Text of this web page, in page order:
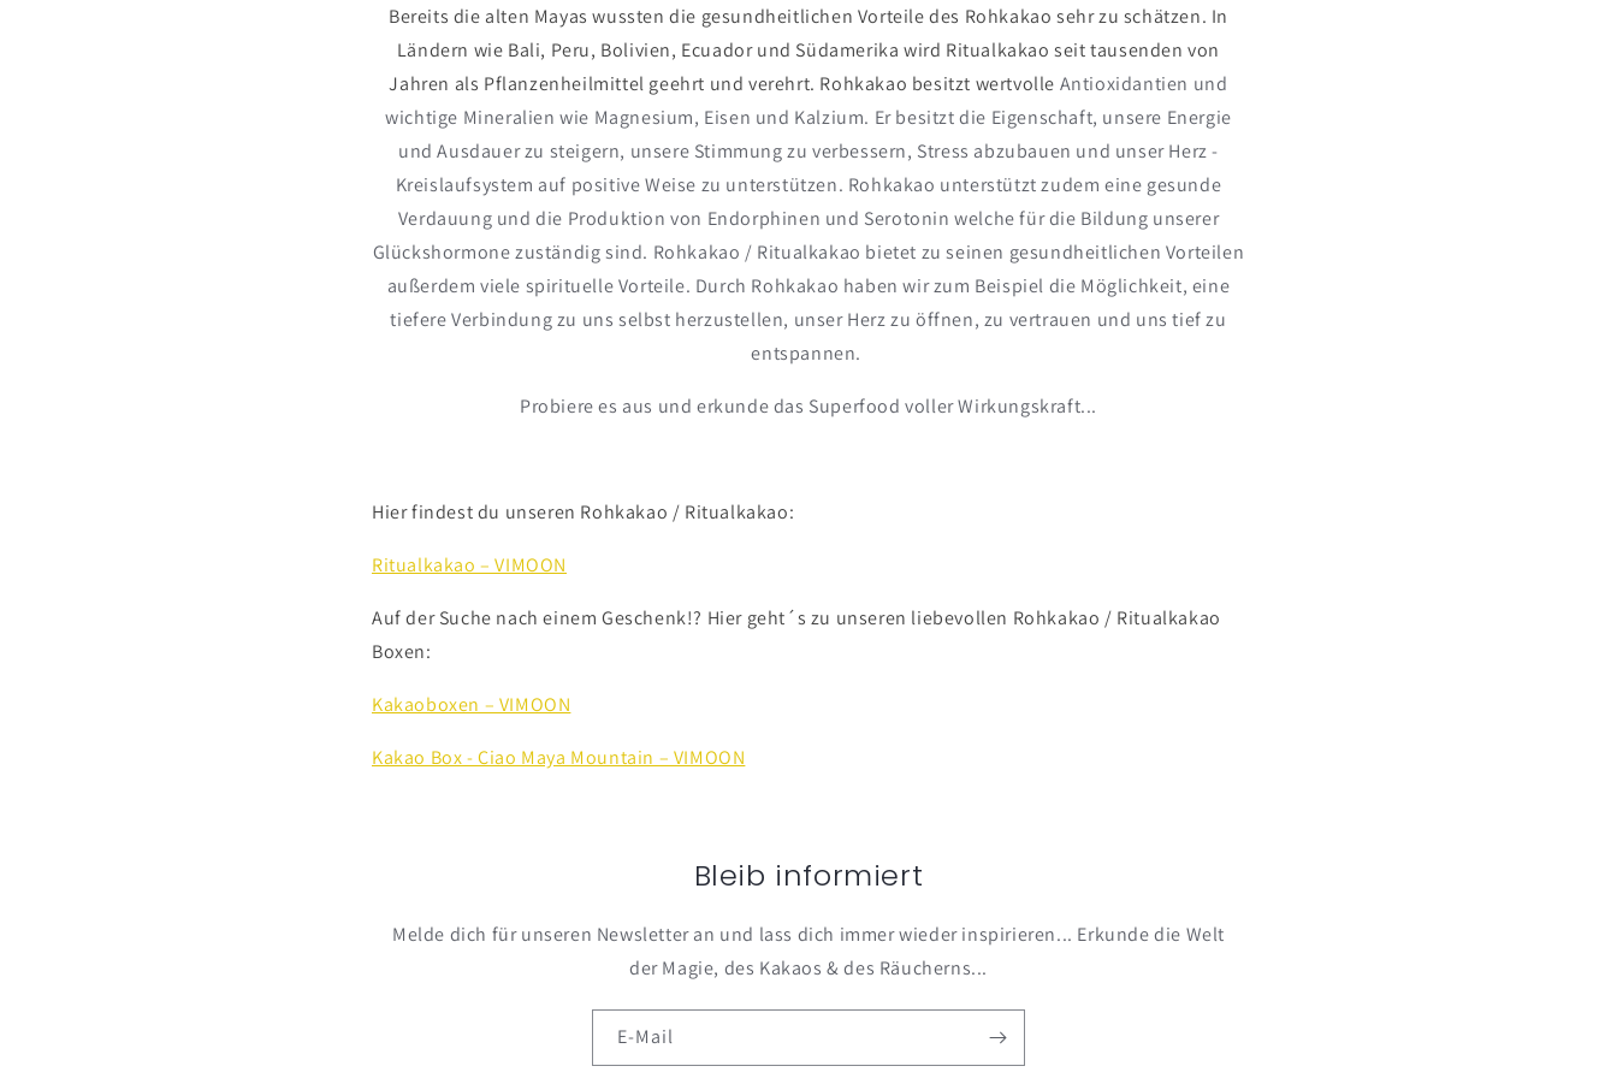
Bereits die alten Mayas wussten die gesundheitlichen Vorteile des Rohkakao sehr zu schätzen. In
Ländern wie Bali, Peru, Bolivien, Ecuador und Südamerika wird Ritualkakao seit tausenden von
Jahren als Pflanzenheilmittel geehrt und verehrt. Rohkakao besitzt wertvolle Antioxidantien und
wichtige Mineralien wie Magnesium, Eisen und Kalzium. Er besitzt die Eigenschaft, unsere Energie
und Ausdauer zu steigern, unsere Stimmung zu verbessern, Stress abzubauen und unser Herz -
Kreislaufsystem auf positive Weise zu unterstützen. Rohkakao unterstützt zudem eine gesunde
Verdauung und die Produktion von Endorphinen und Serotonin welche für die Bildung unserer
Glückshormone zuständig sind. Rohkakao / Ritualkakao bietet zu seinen gesundheitlichen Vorteilen
außerdem viele spirituelle Vorteile. Durch Rohkakao haben wir zum Beispiel die Möglichkeit, eine
tiefere Verbindung zu uns selbst herzustellen, unser Herz zu öffnen, zu vertrauen und uns tief zu
entspannen.
Probiere es aus und erkunde das Superfood voller Wirkungskraft...
Hier findest du unseren Rohkakao / Ritualkakao:
Ritualkakao – VIMOON
Auf der Suche nach einem Geschenk!? Hier geht´s zu unseren liebevollen Rohkakao / Ritualkakao
Boxen:
Kakaoboxen – VIMOON
Kakao Box - Ciao Maya Mountain – VIMOON
Bleib informiert
Melde dich für unseren Newsletter an und lass dich immer wieder inspirieren... Erkunde die Welt
der Magie, des Kakaos & des Räucherns...
E-Mail